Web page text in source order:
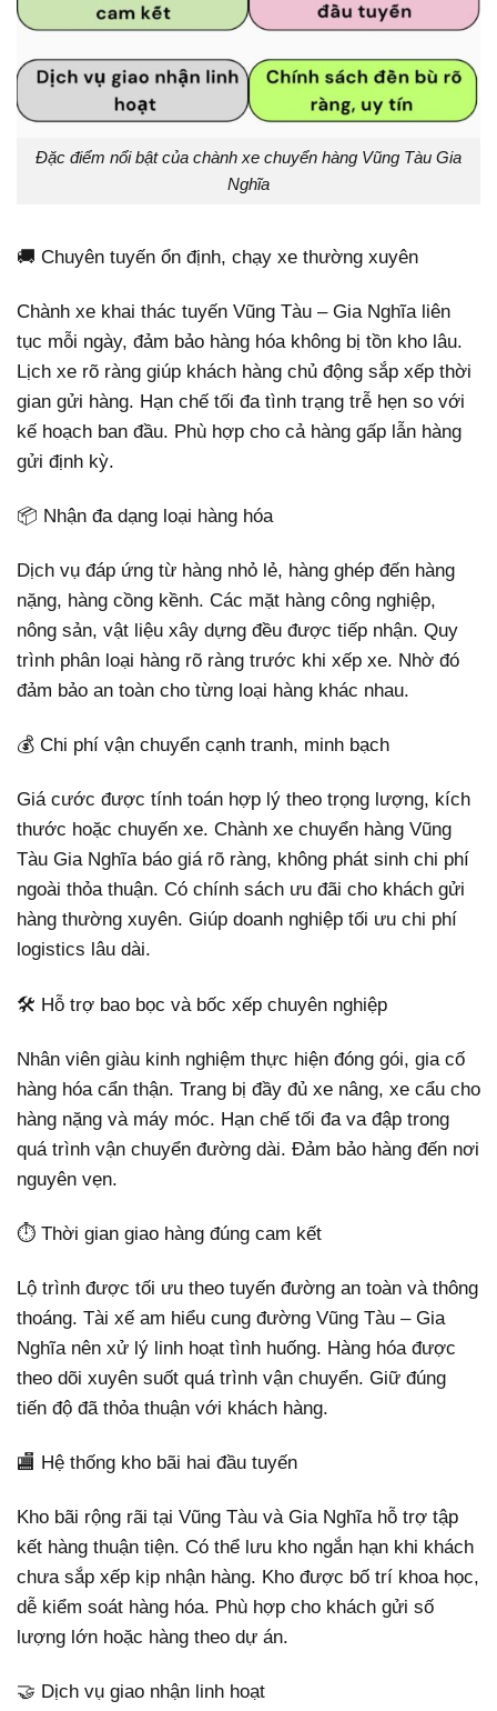
Đặc điểm nổi bật của chành xe chuyển hàng Vũng Tàu Gia
Nghĩa
🚚 Chuyên tuyến ổn định, chạy xe thường xuyên
Chành xe khai thác tuyến Vũng Tàu – Gia Nghĩa liên
tục mỗi ngày, đảm bảo hàng hóa không bị tồn kho lâu.
Lịch xe rõ ràng giúp khách hàng chủ động sắp xếp thời
gian gửi hàng. Hạn chế tối đa tình trạng trễ hẹn so với
kế hoạch ban đầu. Phù hợp cho cả hàng gấp lẫn hàng
gửi định kỳ.
📦 Nhận đa dạng loại hàng hóa
Dịch vụ đáp ứng từ hàng nhỏ lẻ, hàng ghép đến hàng
nặng, hàng cồng kềnh. Các mặt hàng công nghiệp,
nông sản, vật liệu xây dựng đều được tiếp nhận. Quy
trình phân loại hàng rõ ràng trước khi xếp xe. Nhờ đó
đảm bảo an toàn cho từng loại hàng khác nhau.
💰 Chi phí vận chuyển cạnh tranh, minh bạch
Giá cước được tính toán hợp lý theo trọng lượng, kích
thước hoặc chuyến xe. Chành xe chuyển hàng Vũng
Tàu Gia Nghĩa báo giá rõ ràng, không phát sinh chi phí
ngoài thỏa thuận. Có chính sách ưu đãi cho khách gửi
hàng thường xuyên. Giúp doanh nghiệp tối ưu chi phí
logistics lâu dài.
🛠️ Hỗ trợ bao bọc và bốc xếp chuyên nghiệp
Nhân viên giàu kinh nghiệm thực hiện đóng gói, gia cố
hàng hóa cẩn thận. Trang bị đầy đủ xe nâng, xe cẩu cho
hàng nặng và máy móc. Hạn chế tối đa va đập trong
quá trình vận chuyển đường dài. Đảm bảo hàng đến nơi
nguyên vẹn.
⏱️ Thời gian giao hàng đúng cam kết
Lộ trình được tối ưu theo tuyến đường an toàn và thông
thoáng. Tài xế am hiểu cung đường Vũng Tàu – Gia
Nghĩa nên xử lý linh hoạt tình huống. Hàng hóa được
theo dõi xuyên suốt quá trình vận chuyển. Giữ đúng
tiến độ đã thỏa thuận với khách hàng.
🏬 Hệ thống kho bãi hai đầu tuyến
Kho bãi rộng rãi tại Vũng Tàu và Gia Nghĩa hỗ trợ tập
kết hàng thuận tiện. Có thể lưu kho ngắn hạn khi khách
chưa sắp xếp kịp nhận hàng. Kho được bố trí khoa học,
dễ kiểm soát hàng hóa. Phù hợp cho khách gửi số
lượng lớn hoặc hàng theo dự án.
🤝 Dịch vụ giao nhận linh hoạt